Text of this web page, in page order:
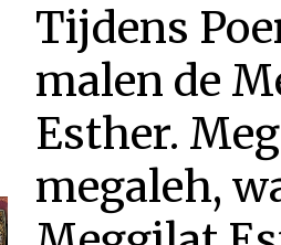
Tijdens
malen de
Esther.
megaleh,